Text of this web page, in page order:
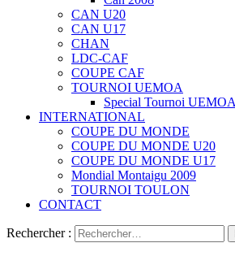
CAN U20
CAN U17
CHAN
LDC-CAF
COUPE CAF
TOURNOI UEMOA
Special Tournoi
INTERNATIONAL
COUPE DU MONDE
COUPE DU MONDE U20
COUPE DU MONDE U17
Mondial Montaigu 2009
TOURNOI TOULON
CONTACT
Rechercher :